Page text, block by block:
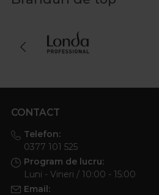
CONTACT
Telefon:
0377 101 525
Program de lucru:
Luni - Vineri / 10:00 - 15:00
Email: